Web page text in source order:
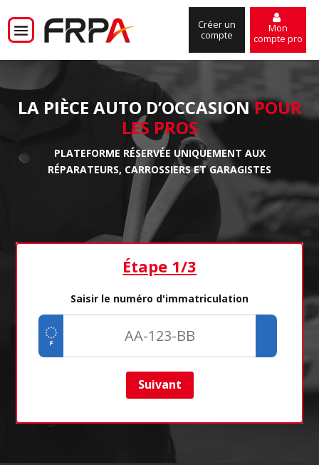
Créer un
compte
Mon
compte pro
LA PIÈCE AUTO D’OCCASIONPOUR
LES PROS
PLATEFORME RÉSERVÉE UNIQUEMENT AUX
RÉPARATEURS, CARROSSIERS ET GARAGISTES
Étape 1/3
Saisir le numéro d'immatriculation
Suivant